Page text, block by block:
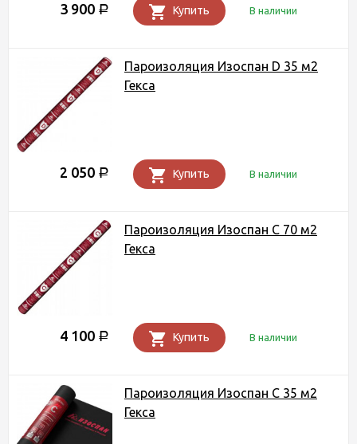
3 900 Р Купить В наличии
Пароизоляция Изоспан D 35 м2
Гекса
2 050 Р Купить В наличии
Пароизоляция Изоспан C 70 м2
Гекса
4 100 Р Купить В наличии
Пароизоляция Изоспан C 35 м2
Гекса